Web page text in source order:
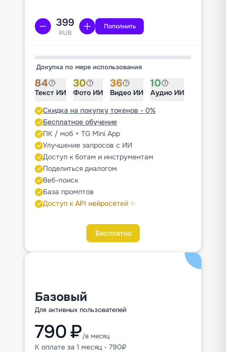
RUB
Пополнить
Докупка по мере использования
84
Текст ИИ
30
Фото ИИ
36
Видео ИИ
10
Аудио ИИ
Скидка на покупку токенов - 0%
Бесплатное обучение
ПК / моб + TG Mini App
Улучшение запросов с ИИ
Доступ к ботам и инструментам
Поделиться диалогом
Веб-поиск
База промптов
Доступ к API нейросетей ✨
Бесплатно
Базовый
Для активных пользователей
790 ₽/в месяц
К оплате за 1 месяц - 790₽